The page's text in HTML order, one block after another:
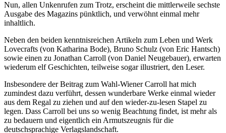
Nun, allen Unkenrufen zum Trotz, erscheint die mittlerweile sechste
Ausgabe des Magazins pünktlich, und verwöhnt einmal mehr
inhaltlich.
Neben den beiden kenntnisreichen Artikeln zum Leben und Werk
Lovecrafts (von Katharina Bode), Bruno Schulz (von Eric Hantsch)
sowie einen zu Jonathan Carroll (von Daniel Neugebauer), erwarten
wiederum elf Geschichten, teilweise sogar illustriert, den Leser.
Insbesondere der Beitrag zum Wahl-Wiener Carroll hat mich
zumindest dazu verführt, dessen wunderbare Werke einmal wieder
aus dem Regal zu ziehen und auf den wieder-zu-lesen Stapel zu
legen. Dass Carroll bei uns so wenig Beachtung findet, ist mehr als
zu bedauern und eigentlich ein Armutszeugnis für die
deutschsprachige Verlagslandschaft.